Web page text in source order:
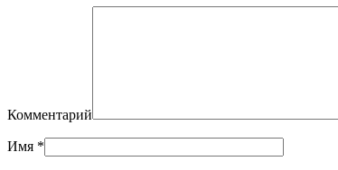
Комментарий
Имя *